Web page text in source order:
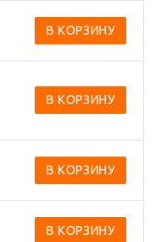
В КОРЗИНУ
В КОРЗИНУ
В КОРЗИНУ
В КОРЗИНУ